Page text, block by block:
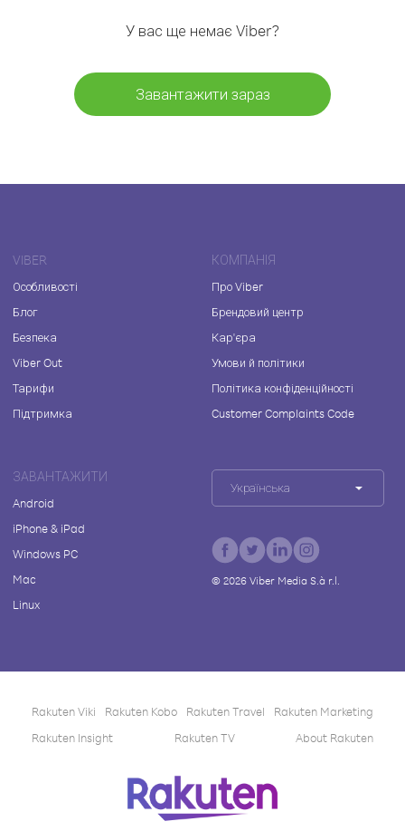
У вас ще немає Viber?
Завантажити зараз
VIBER
Особливості
Блог
Безпека
Viber Out
Тарифи
Підтримка
КОМПАНІЯ
Про Viber
Брендовий центр
Кар'єра
Умови й політики
Політика конфіденційності
Customer Complaints Code
ЗАВАНТАЖИТИ
Android
iPhone & iPad
Windows PC
Mac
Linux
Українська
© 2026Viber Media S.à r.l.
Rakuten Viki Rakuten Kobo Rakuten Travel
Rakuten Marketing
Rakuten Insight
Rakuten TV About Rakuten